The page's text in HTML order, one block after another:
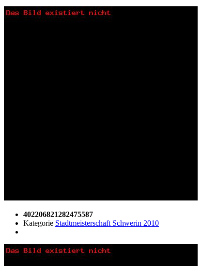
402206821282475587
Kategorie Stadtmeisterschaft Schwerin 2010